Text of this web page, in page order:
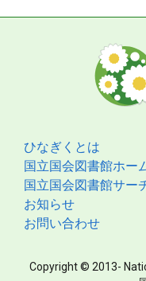
ひなぎくとは
国立国会図書館ホー
国立国会図書館サー
お知らせ
お問い合わせ
Copyright © 2013-